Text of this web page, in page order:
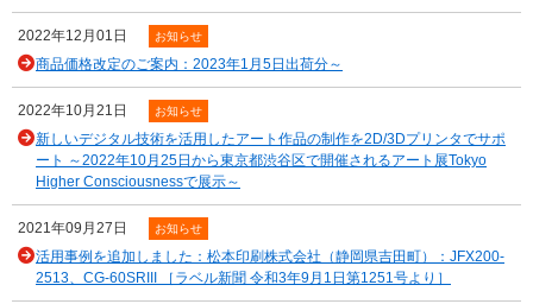
2022年12月01日 お知らせ
商品価格改定のご案内：2023年1月5日出荷分～
2022年10月21日 お知らせ
新しいデジタル技術を活用したアート作品の制作を2D/3Dプリンタでサポ
ート ～2022年10月25日から東京都渋谷区で開催されるアート展Tokyo
Higher Consciousnessで展示～
2021年09月27日 お知らせ
活用事例を追加しました：松本印刷株式会社（静岡県吉田町）：JFX200-
2513、CG-60SRIII ［ラベル新聞 令和3年9月1日第1251号より］